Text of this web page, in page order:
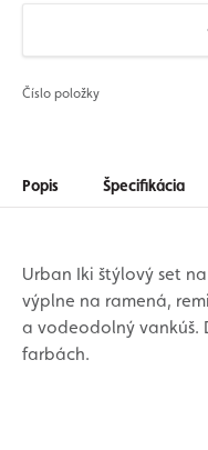
Číslo položky
Popis Špecifikácia
Urban Iki štýlový set
výplne na ramená,
a vodeodolný vankúš.
farbách.